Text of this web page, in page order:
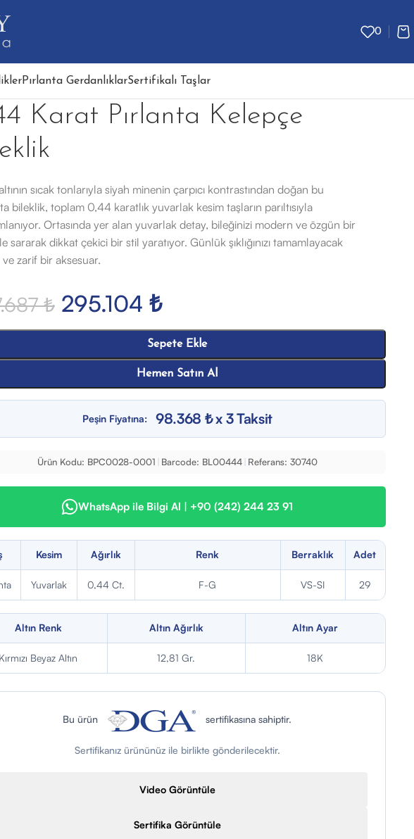
0
Pırlanta GerdanlıklarSertifikalı Taşlar
Karat Pırlanta Kelepçe
sıcak tonlarıyla siyah minenin çarpıcı kontrastından doğan bu
bileklik, toplam 0,44 karatlık yuvarlak kesim taşların parıltısıyla
Ortasında yer alan yuvarlak detay, bileğinizi modern ve özgün bir
sararak dikkat çekici bir stil yaratıyor. Günlük şıklığınızı tamamlayacak
zarif bir aksesuar.
₺ 295.104 ₺
Sepete Ekle
Hemen Satın Al
Peşin Fiyatına: 98.368 ₺ x 3 Taksit
Ürün Kodu: BPC0028-0001 Barcode: BL00444 Referans: 30740
WhatsApp ile Bilgi Al | +90 (242) 244 23 91
Kesim Ağırlık Renk Berraklık Adet
Yuvarlak 0,44 Ct. F-G VS-SI 29
Altın Renk Altın Ağırlık Altın Ayar
Kırmızı Beyaz Altın 12,81 Gr. 18K
Bu ürün sertifikasına sahiptir.
Sertifikanız ürününüz ile birlikte gönderilecektir.
Video Görüntüle
Sertifika Görüntüle